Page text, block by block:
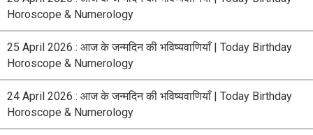
Horoscope & Numerology
25 April 2026 : आज के जन्मदिन की भविष्यवाणियाँ | Today Birthday
Horoscope & Numerology
24 April 2026 : आज के जन्मदिन की भविष्यवाणियाँ | Today Birthday
Horoscope & Numerology